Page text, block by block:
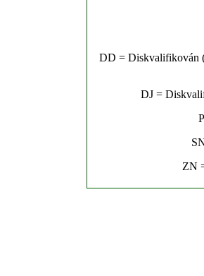
DD = Diskvalifikován
DJ =
ZN